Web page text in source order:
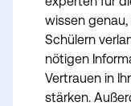
wissen
Schülern
nötigen
Vertrauen in
stärken.